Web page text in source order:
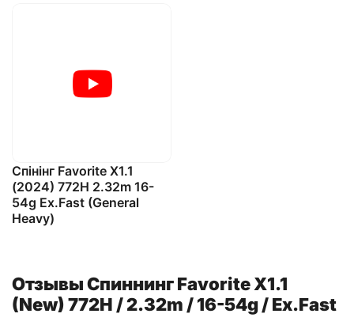
Спінінг Favorite X1.1
(2024) 772H 2.32m 16-
54g Ex.Fast (General
Heavy)
Отзывы Спиннинг Favorite X1.1
(New) 772H / 2.32m / 16-54g / Ex.Fast